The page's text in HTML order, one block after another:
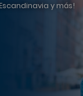
y más!